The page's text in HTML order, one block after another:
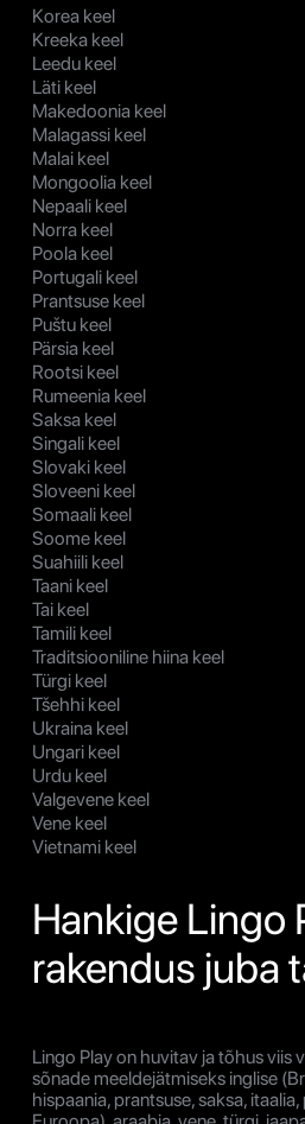
Korea keel
Kreeka keel
Leedu keel
Läti keel
Makedoonia keel
Malagassi keel
Malai keel
Mongoolia keel
Nepaali keel
Norra keel
Poola keel
Portugali keel
Prantsuse keel
Puštu keel
Pärsia keel
Rootsi keel
Rumeenia keel
Saksa keel
Singali keel
Slovaki keel
Sloveeni keel
Somaali keel
Soome keel
Suahiili keel
Taani keel
Tai keel
Tamili keel
Traditsiooniline hiina keel
Türgi keel
Tšehhi keel
Ukraina keel
Ungari keel
Urdu keel
Valgevene keel
Vene keel
Vietnami keel
Hankige Lingo
rakendus juba
Lingo Play on huvitav ja tõhus viis
sõnade meeldejätmiseks inglise
hispaania, prantsuse, saksa,